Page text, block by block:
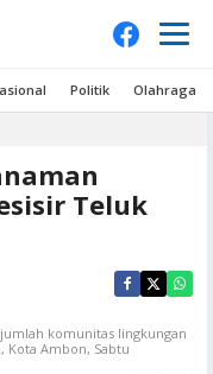
Politik Olahraga
Teluk
komunitas lingkungan
Kota Ambon, Sabtu